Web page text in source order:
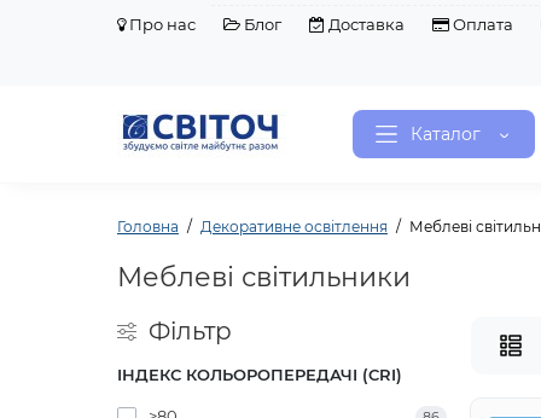
Про нас Блог Доставка Оплата
Каталог
Головна Декоративне освітлення Меблеві
Меблеві світильники
Фільтр
ІНДЕКС КОЛЬОРОПЕРЕДАЧІ (CRI)